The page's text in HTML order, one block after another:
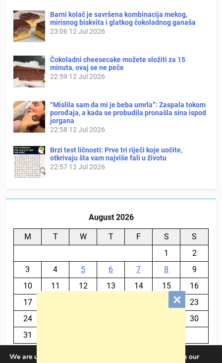
Barni kolač je savršena kombinacija mekog,
mirisnog biskvita i glatkog čokoladnog ganaša
23:06 12 Jul 2026
Čokoladni cheesecake možete složiti za 15
minuta, ovaj se ne peče
22:59 12 Jul 2026
“Mislila sam da mi je beba umrla”: Zaspala tokom
porođaja, a kada se probudila pronašla sina ispod
jorgana
22:58 12 Jul 2026
Brzi test ličnosti: Prve tri riječi koje uočite,
otkrivaju šta vam najviše fali u životu
22:57 12 Jul 2026
August 2026
M T W T F S
S
1
2
3
4 5 6 7 8
9
10
11 12 13 14 15
16
17
23
24
30
31
We are using cookies to give you the best experience on our